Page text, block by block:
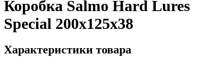
Коробка Salmo Hard Lures
Special 200х125х38
Характеристики товара